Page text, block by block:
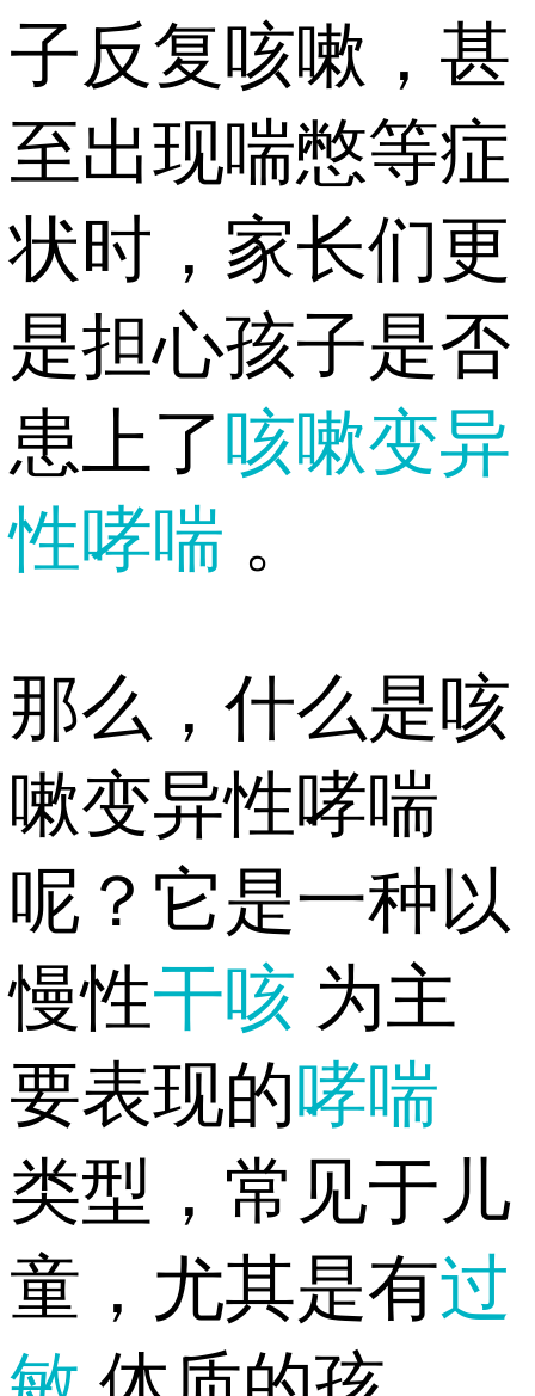
子反复咳嗽，甚
至出现喘憋等症
状时，家长们更
是担心孩子是否
患上了咳嗽变异
性哮喘 。
那么，什么是咳
嗽变异性哮喘
呢？它是一种以
慢性干咳 为主
要表现的哮喘
类型，常见于儿
童，尤其是有过